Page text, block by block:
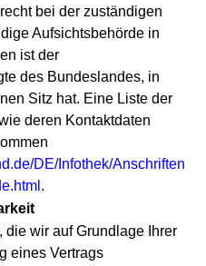
bei der zuständigen
Aufsichtsbehörde in
ist der
des Bundeslandes, in
Sitz hat. Eine Liste der
deren Kontaktdaten
DE/Infothek/Anschriften
.
die wir auf Grundlage Ihrer
eines Vertrags